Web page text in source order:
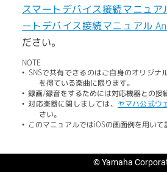
スマートデバイス接続マニュア
ートデバイス接続マニュアル
ださい。
NOTE
• SNSで共有できるのはご自身のオリジナ
を得ている楽曲に限ります。
• 録画/録音をするためには対応機器との接
• 対応楽器に関しましては、 ヤマハ公式ウ
さい。
• このマニュアルではiOSの画面例を用いて
© Yamaha